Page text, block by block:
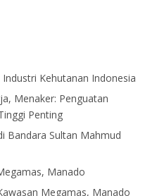
Kehutanan Indonesia
Menaker: Penguatan
Penting
Bandara Sultan Mahmud
Manado
Megamas, Manado